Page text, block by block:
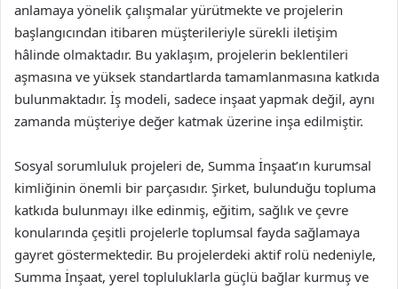
anlamaya yönelik çalışmalar yürütmekte ve projelerin
başlangıcından itibaren müşterileriyle sürekli iletişim
hâlinde olmaktadır. Bu yaklaşım, projelerin beklentileri
aşmasına ve yüksek standartlarda tamamlanmasına katkıda
bulunmaktadır. İş modeli, sadece inşaat yapmak değil, aynı
zamanda müşteriye değer katmak üzerine inşa edilmiştir.
Sosyal sorumluluk projeleri de, Summa İnşaat’ın kurumsal
kimliğinin önemli bir parçasıdır. Şirket, bulunduğu topluma
katkıda bulunmayı ilke edinmiş, eğitim, sağlık ve çevre
konularında çeşitli projelerle toplumsal fayda sağlamaya
gayret göstermektedir. Bu projelerdeki aktif rolü nedeniyle,
Summa İnşaat, yerel topluluklarla güçlü bağlar kurmuş ve